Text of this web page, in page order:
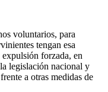
voluntarios, para
tengan esa
forzada, en
legislación nacional y
a otras medidas de